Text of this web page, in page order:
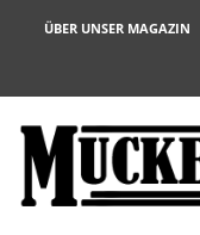
ÜBER UNSER MAGAZIN